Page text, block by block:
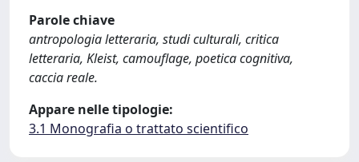
Parole chiave
antropologia letteraria, studi culturali, critica
letteraria, Kleist, camouflage, poetica cognitiva,
caccia reale.
Appare nelle tipologie:
3.1 Monografia o trattato scientifico